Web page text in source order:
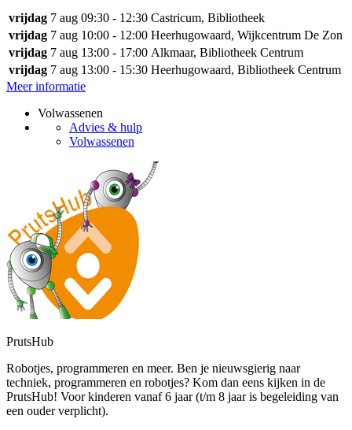
vrijdag 7 aug 09:30 - 12:30 Castricum, Bibliotheek
vrijdag 7 aug 10:00 - 12:00 Heerhugowaard, Wijkcentrum De Zon
vrijdag 7 aug 13:00 - 17:00 Alkmaar, Bibliotheek Centrum
vrijdag 7 aug 13:00 - 15:30 Heerhugowaard, Bibliotheek Centrum
Meer informatie
Volwassenen
Advies & hulp
Volwassenen
PrutsHub
Robotjes, programmeren en meer. Ben je nieuwsgierig naar
techniek, programmeren en robotjes? Kom dan eens kijken in de
PrutsHub! Voor kinderen vanaf 6 jaar (t/m 8 jaar is begeleiding van
een ouder verplicht).